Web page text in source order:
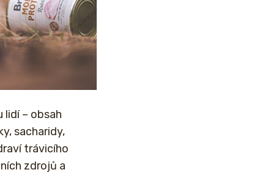
lidí – obsah
sacharidy,
trávicího
zdrojů a